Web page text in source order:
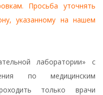
Просьба уточнять
указанному на нашем
лаборатории» с
по медицинским
только врачи